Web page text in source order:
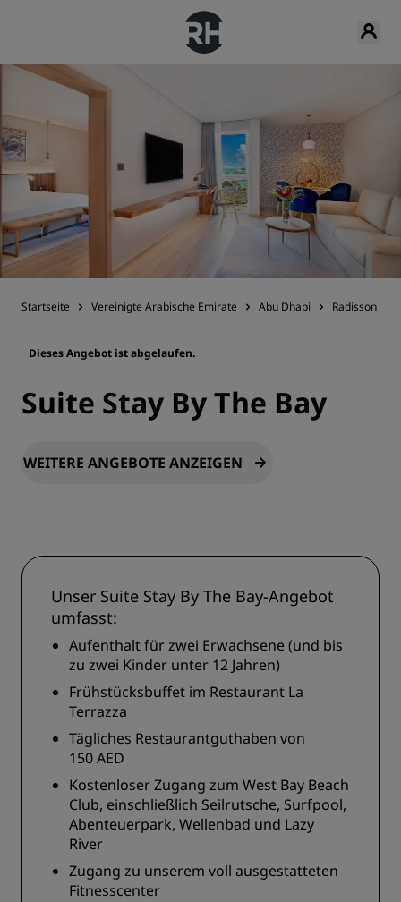
Startseite Vereinigte Arabische Emirate Abu Dhabi Radisson
Dieses Angebot ist abgelaufen.
Suite Stay By The Bay
WEITERE ANGEBOTE ANZEIGEN
Unser Suite Stay By The Bay-Angebot
umfasst:
Aufenthalt für zwei Erwachsene (und bis
zu zwei Kinder unter 12 Jahren)
Frühstücksbuffet im Restaurant La
Terrazza
Tägliches Restaurantguthaben von
150 AED
Kostenloser Zugang zum West Bay Beach
Club, einschließlich Seilrutsche, Surfpool,
Abenteuerpark, Wellenbad und Lazy
River
Zugang zu unserem voll ausgestatteten
Fitnesscenter